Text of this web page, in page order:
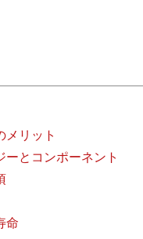
メリット
ーとコンポーネント
命